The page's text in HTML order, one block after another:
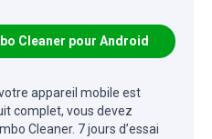
Cleaner pour Android
appareil mobile est
complet, vous devez
Cleaner. 7 jours d’essai